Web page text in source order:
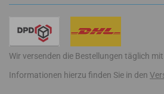
Wir versenden die Bestellungen täglich
Informationen hierzu finden Sie in den